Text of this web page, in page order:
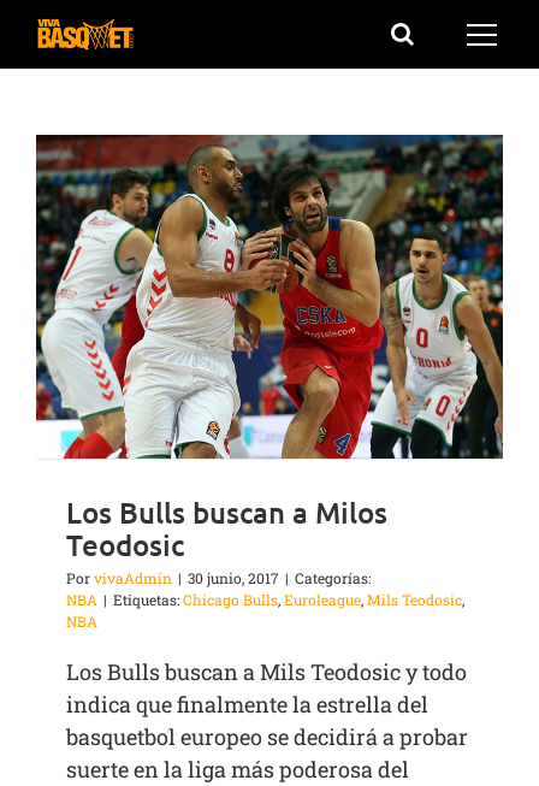
Saltar
Los Bulls buscan a Milos
Teodosic
PorvivaAdmin | 30 junio, 2017 | Categorías:
NBA | Etiquetas:Chicago Bulls,Euroleague,Mils Teodosic,
NBA
Los Bulls buscan a Mils Teodosic y todo
indica que finalmente la estrella del
basquetbol europeo se decidirá a probar
suerte en la liga más poderosa del